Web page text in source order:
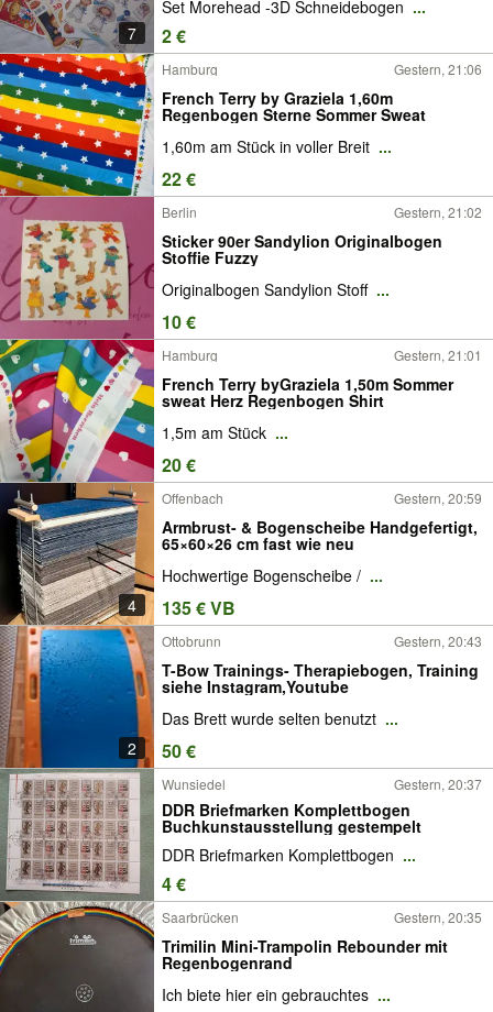
7
Set Morehead -3D Schneidebogen ...
2 €
Hamburg Gestern, 21:06
French Terry by Graziela 1,60m
Regenbogen Sterne Sommer Sweat
1,60m am Stück in voller Breit ...
22 €
Berlin Gestern, 21:02
Sticker 90er Sandylion Originalbogen
Stoffie Fuzzy
Originalbogen Sandylion Stoff ...
10 €
Hamburg Gestern, 21:01
French Terry byGraziela 1,50m Sommer
sweat Herz Regenbogen Shirt
1,5m am Stück ...
20 €
4
Offenbach Gestern, 20:59
Armbrust- & Bogenscheibe Handgefertigt,
65×60×26 cm fast wie neu
Hochwertige Bogenscheibe / ...
135 € VB
2
Ottobrunn Gestern, 20:43
T-Bow Trainings- Therapiebogen, Training
siehe Instagram,Youtube
Das Brett wurde selten benutzt ...
50 €
Wunsiedel Gestern, 20:37
DDR Briefmarken Komplettbogen
Buchkunstausstellung gestempelt
DDR Briefmarken Komplettbogen ...
4 €
Saarbrücken Gestern, 20:35
Trimilin Mini-Trampolin Rebounder mit
Regenbogenrand
Ich biete hier ein gebrauchtes ...